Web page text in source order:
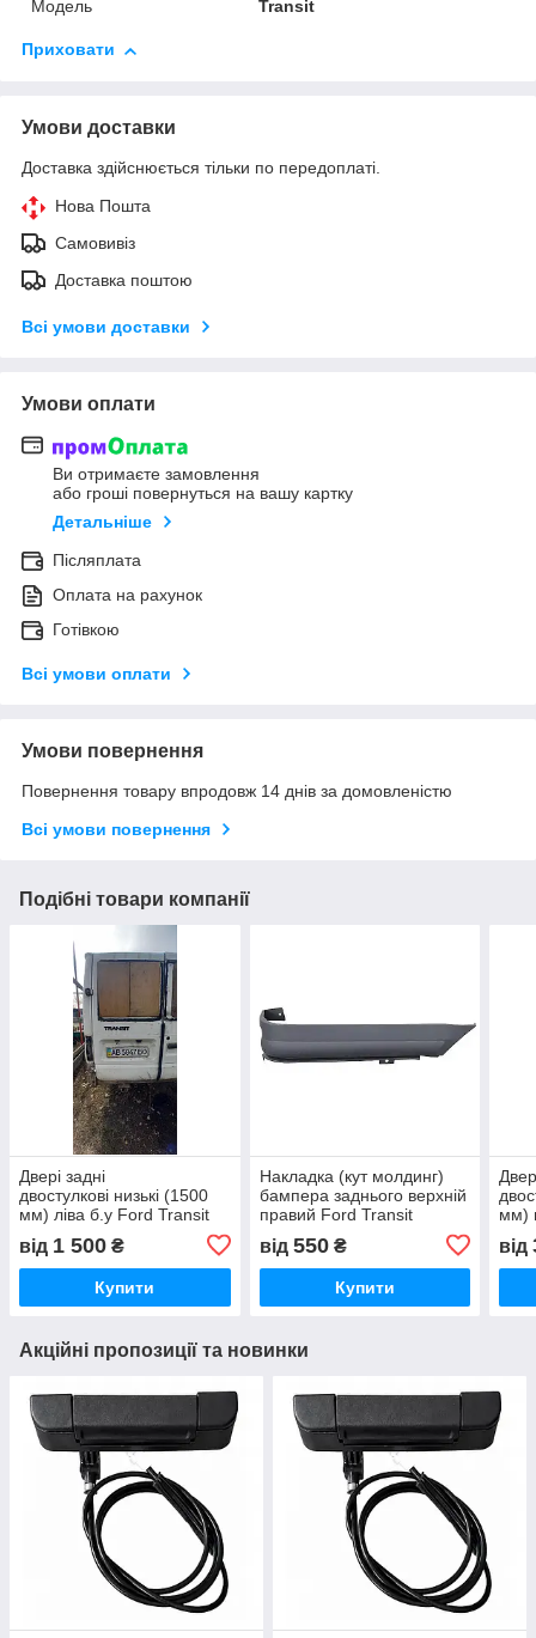
Модель Transit
Приховати
Умови доставки
Доставка здійснюється тільки по передоплаті.
Нова Пошта
Самовивіз
Доставка поштою
Всі умови доставки
Умови оплати
Ви отримаєте замовлення
або гроші повернуться на вашу картку
Детальніше
Післяплата
Оплата на рахунок
Готівкою
Всі умови оплати
Умови повернення
Повернення товару впродовж 14 днів за домовленістю
Всі умови повернення
Подібні товари компанії
Двері задні
двостулкові низькі (1500
мм) ліва б.у Ford Transit
2.0 TDI / 2.2 TDCI дизель
Форд Транзит 2000-2013,
1C15V40011EG
від 1 500 ₴
Купити
Накладка (кут молдинг)
бампера заднього верхній
правий Ford Transit
Форд Транзит 2000-2013,
YC1529396ADW
від 550₴
Купити
мм)
від
Акційні пропозиції та новинки